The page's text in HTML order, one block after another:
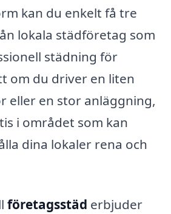
kan du enkelt få tre
lokala städföretag som
städning för
om du driver en liten
eller en stor anläggning,
i området som kan
dina lokaler rena och
företagsstäd erbjuder